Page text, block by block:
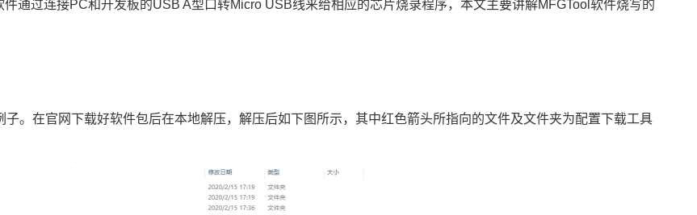
件通过连接PC和开发板的USB A型口转Micro USB线来给相应的芯片烧录程序，本文主要讲解MFGTool软件烧写的
。在官网下载好软件包后在本地解压，解压后如下图所示，其中红色箭头所指向的文件及文件夹为配置下载工具